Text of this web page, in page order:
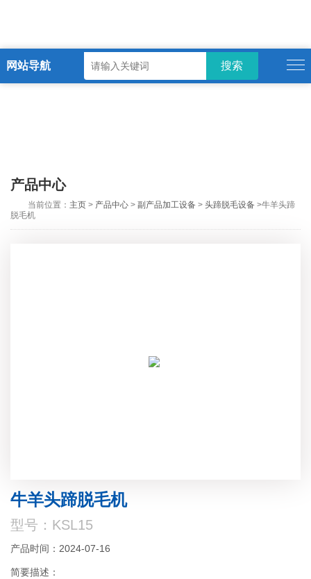
ENGLISH
网站导航
产品中心
当前位置： 主页 > 产品中心 >副产品加工设备 >头蹄脱毛设备 >牛羊头蹄
脱毛机
牛羊头蹄脱毛机
型号：KSL15
产品时间：2024-07-16
简要描述：